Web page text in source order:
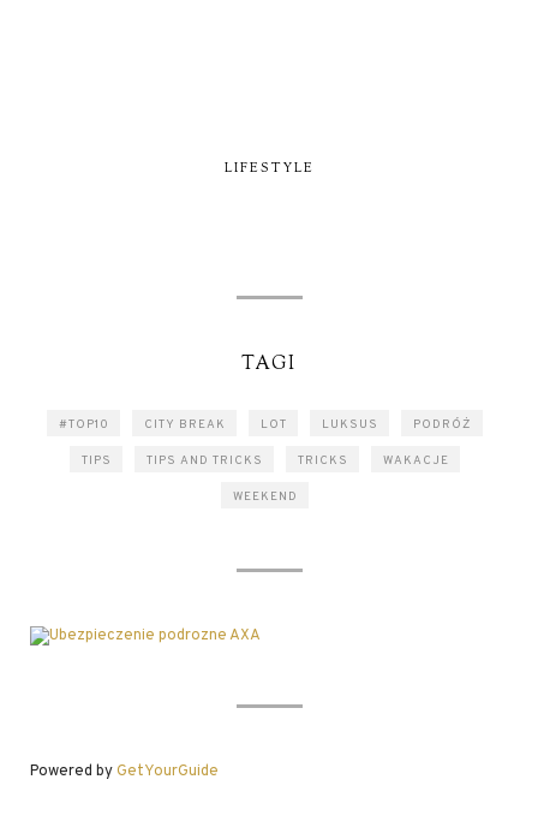
LIFESTYLE
TAGI
#TOP10 CITY BREAK LOT LUKSUS PODRÓŻ
TIPS TIPS AND TRICKS TRICKS WAKACJE
WEEKEND
Powered byGetYourGuide